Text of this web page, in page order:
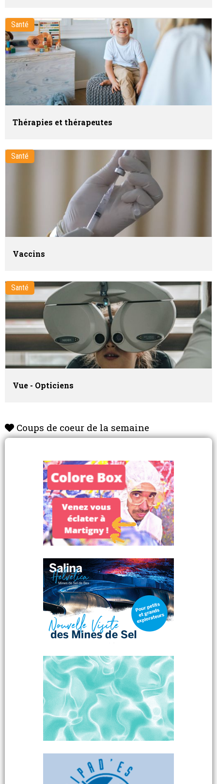
Santé
Thérapies et thérapeutes
Santé
Vaccins
Santé
Vue - Opticiens
Coups de coeur de la semaine